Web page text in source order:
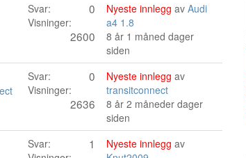
Svar: 0
Visninger:
2600
Nyeste innlegg av Audi
a4 1.8
8 år 1 måned dager
siden
Svar: 0
Visninger:
2636
Nyeste innlegg av
transitconnect
8 år 2 måneder dager
siden
Svar: 1 Nyeste innlegg av